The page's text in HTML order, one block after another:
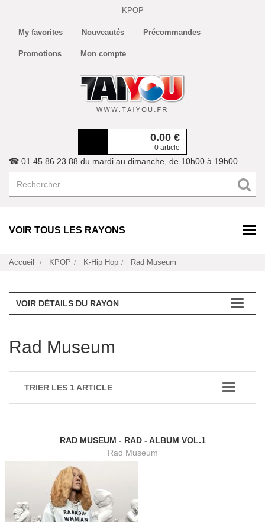
KPOP
My favorites Nouveautés Précommandes
Promotions Mon compte
0.00 €
0 article
☎ 01 45 86 23 88 du mardi au dimanche, de 10h00 à 19h00
VOIR TOUS LES RAYONS
Accueil KPOP K-Hip Hop Rad Museum
VOIR DÉTAILS DU RAYON
Rad Museum
TRIER LES 1 ARTICLE
RAD MUSEUM - RAD - ALBUM VOL.1
Rad Museum